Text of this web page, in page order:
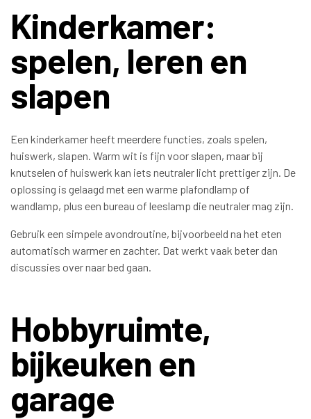
Kinderkamer:
spelen, leren en
slapen
Een kinderkamer heeft meerdere functies, zoals spelen,
huiswerk, slapen. Warm wit is fijn voor slapen, maar bij
knutselen of huiswerk kan iets neutraler licht prettiger zijn. De
oplossing is gelaagd met een warme plafondlamp of
wandlamp, plus een bureau of leeslamp die neutraler mag zijn.
Gebruik een simpele avondroutine, bijvoorbeeld na het eten
automatisch warmer en zachter. Dat werkt vaak beter dan
discussies over naar bed gaan.
Hobbyruimte,
bijkeuken en
garage